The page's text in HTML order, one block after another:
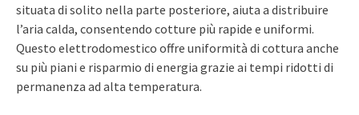
situata di solito nella parte posteriore, aiuta a distribuire
l’aria calda, consentendo cotture più rapide e uniformi.
Questo elettrodomestico offre uniformità di cottura anche
su più piani e risparmio di energia grazie ai tempi ridotti di
permanenza ad alta temperatura.